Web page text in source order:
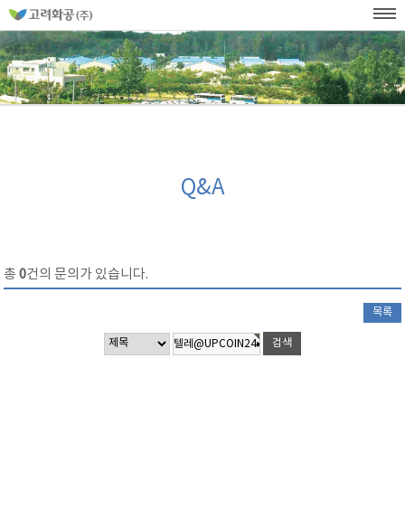
홈
이
지
네
비
게
이
션
KOR ENG SITEMAP WEB발주
메
인
메
뉴
Q&A
총0건의 문의가 있습니다.
목록